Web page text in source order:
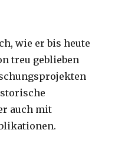
wie er bis heute
treu geblieben
auch mit